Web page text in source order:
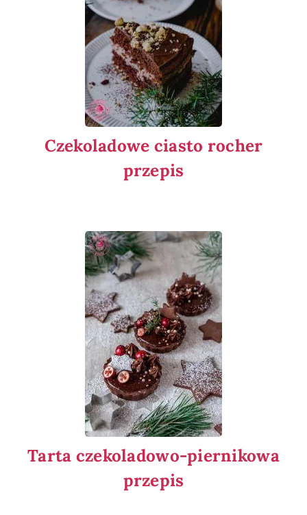
Czekoladowe ciasto rocher
przepis
Tarta czekoladowo-piernikowa
przepis